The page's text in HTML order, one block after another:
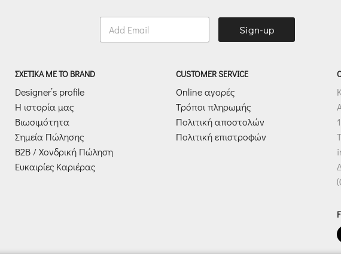
E
a
Sign-up
ΣΧΕΤΙΚΑ ΜΕ ΤΟ BRAND
Designer’s profile
Η ιστορία μας
Βιωσιμότητα
Σημεία Πώλησης
Β2Β / Χονδρική Πώληση
Ευκαιρίες Καριέρας
CUSTOMER SERVICE
Online αγορές
Τρόποι πληρωμής
Πολιτική αποστολών
Πολιτική επιστροφών